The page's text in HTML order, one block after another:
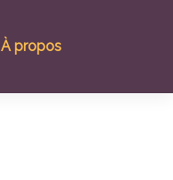
À propos